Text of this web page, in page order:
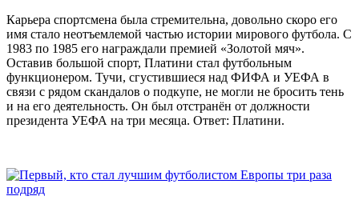
Карьера спортсмена была стремительна, довольно скоро его
имя стало неотъемлемой частью истории мирового футбола. С
1983 по 1985 его награждали премией «Золотой мяч».
Оставив большой спорт, Платини стал футбольным
функционером. Тучи, сгустившиеся над ФИФА и УЕФА в
связи с рядом скандалов о подкупе, не могли не бросить тень
и на его деятельность. Он был отстранён от должности
президента УЕФА на три месяца. Ответ: Платини.